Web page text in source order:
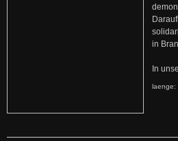
in
In
laenge: